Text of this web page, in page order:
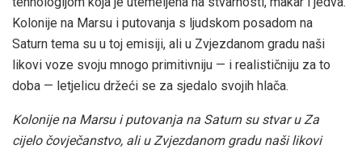
Kolonije na Marsu i putovanja s ljudskom posadom na
Saturn tema su u toj emisiji, ali u Zvjezdanom gradu naši
likovi voze svoju mnogo primitivniju — i realističniju za to
doba — letjelicu držeći se za sjedalo svojih hlača.
Kolonije na Marsu i putovanja na Saturn su stvar u Za
cijelo čovječanstvo, ali u Zvjezdanom gradu naši likovi